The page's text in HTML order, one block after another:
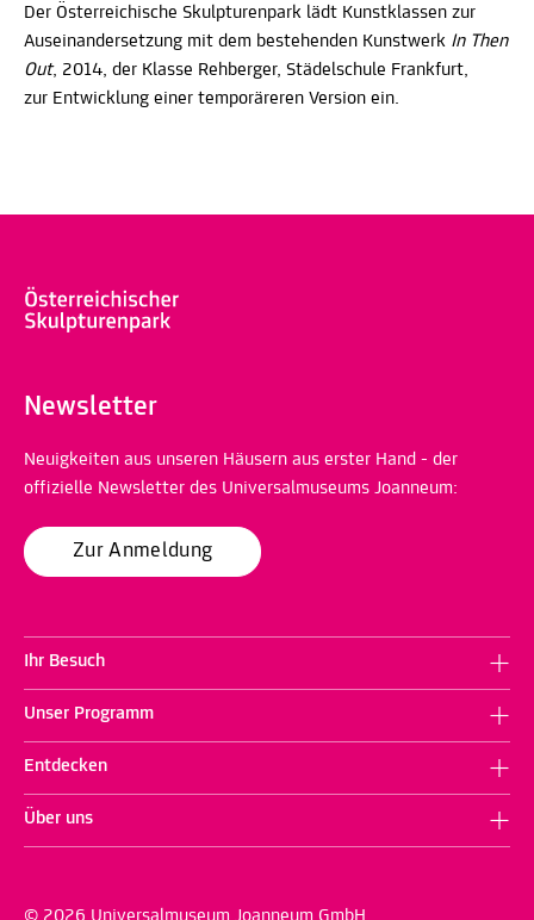
Der Österreichische Skulpturenpark lädt Kunstklassen zur
Auseinandersetzung mit dem bestehenden Kunstwerk In Then
Out, 2014, der Klasse Rehberger, Städelschule Frankfurt,
zur Entwicklung einer temporäreren Version ein.
Newsletter
Neuigkeiten aus unseren Häusern aus erster Hand - der
offizielle Newsletter des Universalmuseums Joanneum:
Zur Anmeldung
Ihr Besuch
Unser Programm
Entdecken
Über uns